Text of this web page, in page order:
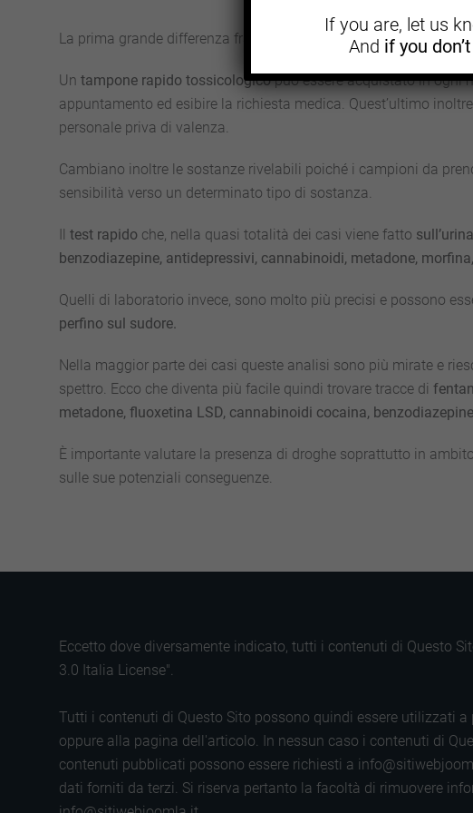
La prima grande differenza fra i tipi di test tossicologiciè legata
Un tampone rapido tossicologicopuò essere acquistato in ogni
appuntamento ed esibire la richiesta medica. Quest’ultimo
personale priva di valenza.
Cambiano inoltre le sostanze rivelabili poiché i campioni da
sensibilità verso un determinato tipo di sostanza.
Il test rapido che, nella quasi totalità dei casi viene fatto
benzodiazepine, antidepressivi, cannabinoidi, metadone,
Quelli di laboratorio invece, sono molto più precisi e possono
perfino sul sudore.
Nella maggior parte dei casi queste analisi sono più mirate e
spettro. Ecco che diventa più facile quindi trovare tracce di
metadone, fluoxetina LSD, cannabinoidi cocaina,
È importante valutare la presenza di droghe soprattutto in
sulle sue potenziali conseguenze.
Eccetto dove diversamente indicato, tutti i contenuti di Questo
3.0 Italia License".
Tutti i contenuti di Questo Sito possono quindi essere utilizzati
oppure alla pagina dell'articolo. In nessun caso i contenuti di
contenuti pubblicati possono essere richiesti a
dati forniti da terzi. Si riserva pertanto la facoltà di rimuovere
If you are, let us
And if you